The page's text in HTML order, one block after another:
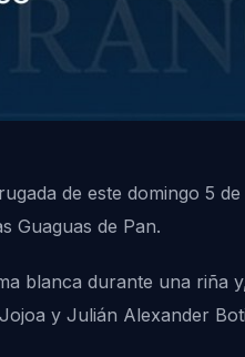
de este domingo 5
Guaguas de Pan.
blanca durante una riña
y Julián Alexander